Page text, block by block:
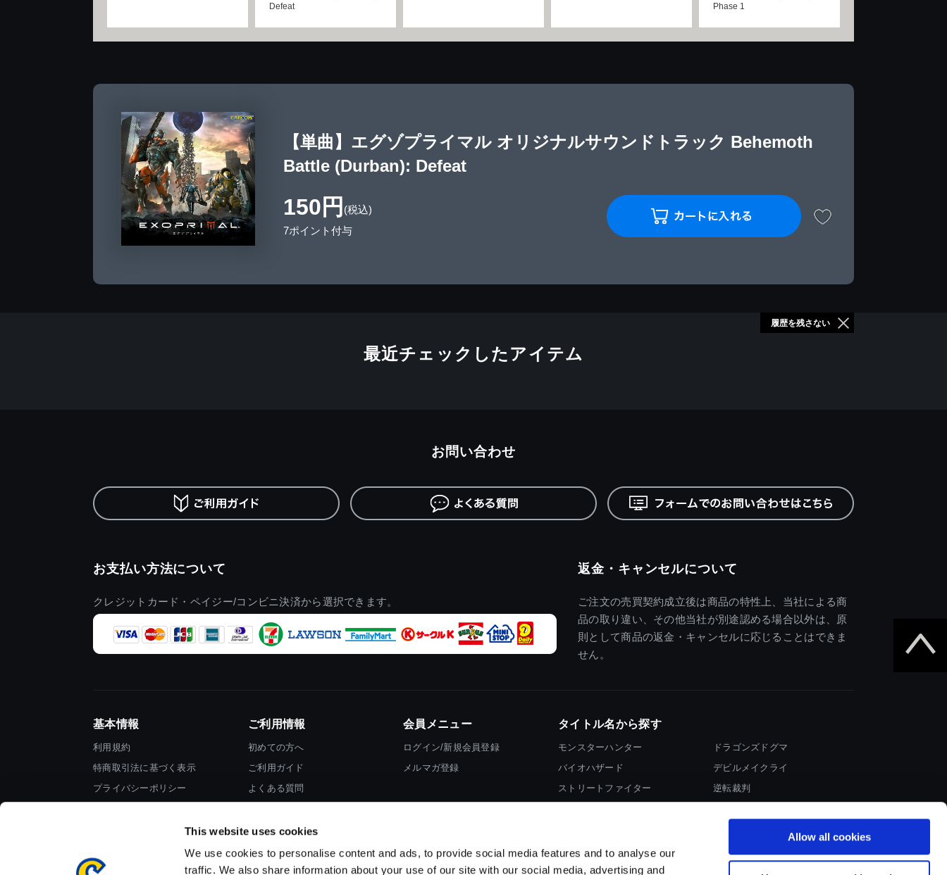
This website uses cookies
We use cookies to personalise content and ads, to provide social media features and to analyse our
traffic. We also share information about your use of our site with our social media, advertising and
Allow all cookies
Defeat
Phase 1
【単曲】エグゾプライマル オリジナルサウンドトラック Behemoth
Battle (Durban): Defeat
150円 (税込)
7ポイント付与
最近チェックしたアイテム
履歴を残さない
お支払い方法について
クレジットカード・ペイジー/コンビニ決済から選択できます。
返金・キャンセルについて
ご注文の売買契約成立後は商品の特性上、当社による商
品の取り違い、その他当社が別途認める場合以外は、原
則として商品の返金・キャンセルに応じることはできま
せん。
お問い合わせ
基本情報
利用規約
特商取引法に基づく表示
プライバシーポリシー
ご利用情報
初めての方へ
ご利用ガイド
よくある質問
会員メニュー
ログイン/新規会員登録
メルマガ登録
タイトル名から探す
モンスターハンター
バイオハザード
ストリートファイター
ドラゴンズドグマ
デビルメイクライ
逆転裁判